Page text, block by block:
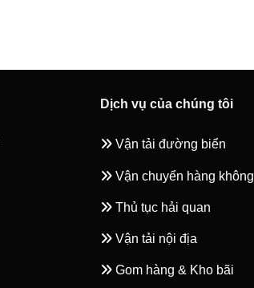
Dịch vụ của chúng tôi
Vận tải đường biển
Vận chuyển hàng không
Thủ tục hải quan
Vận tải nội địa
Gom hàng & Kho bãi